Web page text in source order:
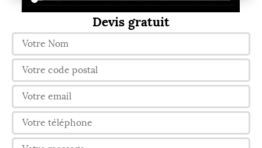
Devis gratuit